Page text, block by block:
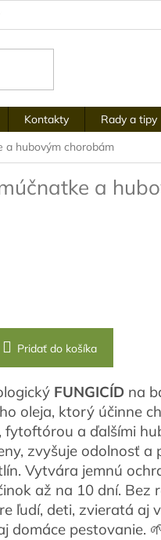
Kontakty
Rady a tipy
a hubovým chorobám
a
Pridať do košíka
FUNGICÍD na
oleja, ktorý účinne
fytoftórou a ďalšími
zvyšuje odolnosť a
Vytvára jemnú
až na 10 dní. Bez
ľudí, deti, zvieratá aj
domáce pestovanie.